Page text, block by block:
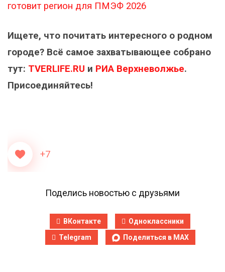
готовит регион для ПМЭФ 2026
Ищете, что почитать интересного о родном
городе? Всё самое захватывающее собрано
тут: TVERLIFE.RU и РИА Верхневолжье.
Присоединяйтесь!
+7
Поделись новостью с друзьями
ВКонтакте
Одноклассники
Telegram
Поделиться в MAX